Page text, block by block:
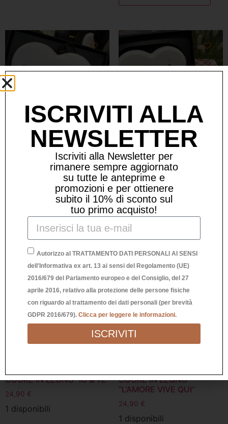
CUORE IN LEGNO “GLI
Aggiungi al carrello
CUORE IN LEGNO “IL SOLE
SPLENDE”
24,90€
1 disponibili
Aggiungi al carrello
CUORE IN LEGNO “IO & TE”
24,90 €
1 disponibili
CUORE IN LEGNO
“L’AMORE VIVE QUI”
24,90 €
1 disponibili
ISCRIVITI ALLA
NEWSLETTER
Iscriviti alla Newsletter per
rimanere sempre aggiornato
su tutte le anteprime e
promozioni e per ottienere
subito il 10% di sconto sul
tuo primo acquisto!
Autorizzo al TRATTAMENTO DATI PERSONALI AI SENSI
dell'Informativa ex art. 13 ai sensi del Regolamento (UE)
2016/679 del Parlamento europeo e del Consiglio, del 27
aprile 2016, relativo alla protezione delle persone fisiche
con riguardo al trattamento dei dati personali (per brevità
GDPR 2016/679). Clicca per leggere le informazioni.
ISCRIVITI